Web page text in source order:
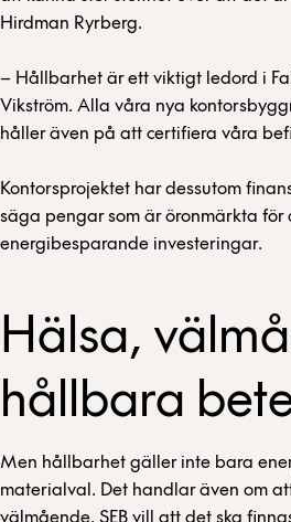
Hirdman Ryrberg.
– Hållbarhet är ett viktigt ledord i
Vikström. Alla våra nya
håller även på att certifiera våra
Kontorsprojektet har dessutom
säga pengar som är öronmärkta
energibesparande investeringar.
Hälsa,
hållbara
Men hållbarhet gäller inte bara
materialval. Det handlar även om